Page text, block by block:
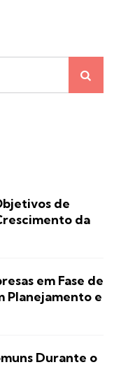
de
da
em Fase de
Planejamento e
Durante o